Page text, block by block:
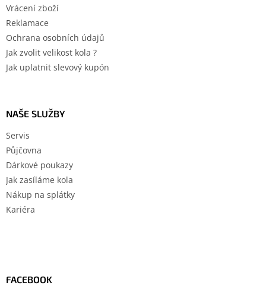
Vrácení zboží
Reklamace
Ochrana osobních údajů
Jak zvolit velikost kola ?
Jak uplatnit slevový kupón
NAŠE SLUŽBY
Servis
Půjčovna
Dárkové poukazy
Jak zasíláme kola
Nákup na splátky
Kariéra
FACEBOOK